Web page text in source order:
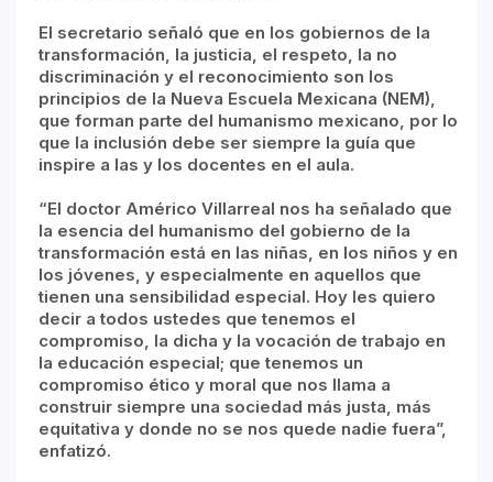
El secretario señaló que en los gobiernos de la
transformación, la justicia, el respeto, la no
discriminación y el reconocimiento son los
principios de la Nueva Escuela Mexicana (NEM),
que forman parte del humanismo mexicano, por lo
que la inclusión debe ser siempre la guía que
inspire a las y los docentes en el aula.
“El doctor Américo Villarreal nos ha señalado que
la esencia del humanismo del gobierno de la
transformación está en las niñas, en los niños y en
los jóvenes, y especialmente en aquellos que
tienen una sensibilidad especial. Hoy les quiero
decir a todos ustedes que tenemos el
compromiso, la dicha y la vocación de trabajo en
la educación especial; que tenemos un
compromiso ético y moral que nos llama a
construir siempre una sociedad más justa, más
equitativa y donde no se nos quede nadie fuera”,
enfatizó.